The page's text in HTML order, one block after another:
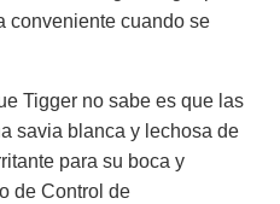
conveniente cuando se
Tigger no sabe es que las
savia blanca y lechosa de
para su boca y
de Control de